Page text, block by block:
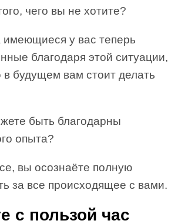
чего вы не хотите?
имеющиеся у вас теперь
благодаря этой ситуации,
в будущем вам стоит делать
быть благодарны
опыта?
вы осознаёте полную
за все происходящее с вами.
с пользой час